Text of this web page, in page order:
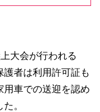
大会が行われる
者は利用許可証も
車での送迎を認め
。